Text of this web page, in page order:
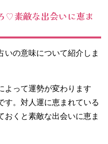
♡素敵な出会いに恵ま
いの意味について紹介しま
よって運勢が変わります
す。対人運に恵まれている
おくと素敵な出会いに恵ま